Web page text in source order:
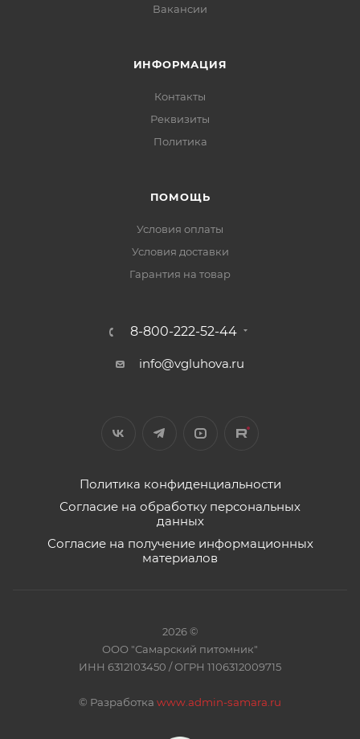
Вакансии
ИНФОРМАЦИЯ
Контакты
Реквизиты
Политика
ПОМОЩЬ
Условия оплаты
Условия доставки
Гарантия на товар
8-800-222-52-44
info@vgluhova.ru
Политика конфиденциальности
Согласие на обработку персональных
данных
Согласие на получение информационных
материалов
2026 ©
ООО "Самарский питомник"
ИНН 6312103450 / ОГРН 1106312009715
© Разработка www.admin-samara.ru